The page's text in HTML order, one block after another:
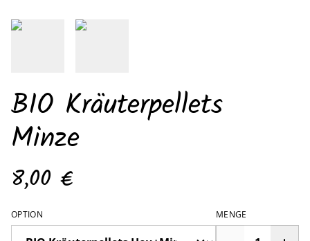
BIO Kräuterpellets
Minze
8,00 €
OPTION MENGE